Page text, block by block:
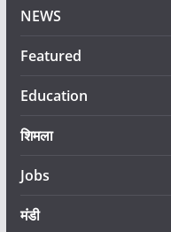
NEWS
Featured
Education
शिमला
Jobs
मंडी